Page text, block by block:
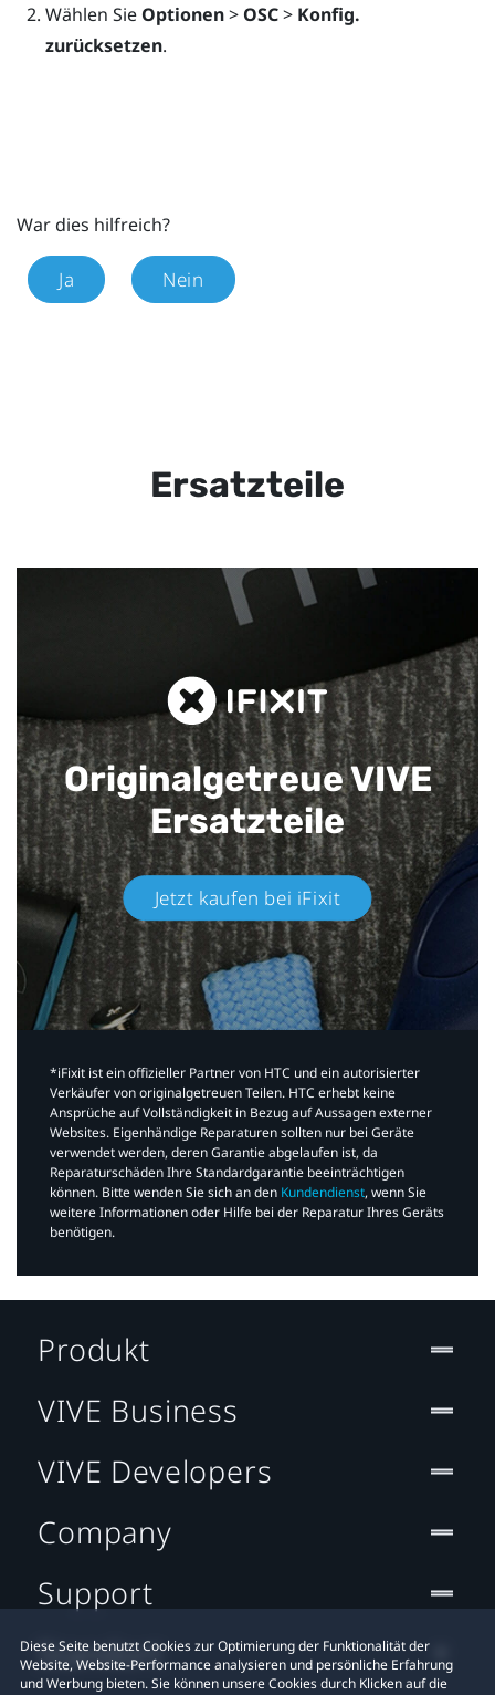
Wählen Sie Optionen> OSC> Konfig.
zurücksetzen.
War dies hilfreich?
Ja Nein
Ersatzteile
Originalgetreue VIVE
Ersatzteile
Jetzt kaufen bei iFixit​
*iFixit ist ein offizieller Partner von HTC und ein autorisierter
Verkäufer von originalgetreuen Teilen. HTC erhebt keine
Ansprüche auf Vollständigkeit in Bezug auf Aussagen externer
Websites. Eigenhändige Reparaturen sollten nur bei Geräte
verwendet werden, deren Garantie abgelaufen ist, da
Reparaturschäden Ihre Standardgarantie beeinträchtigen
können. Bitte wenden Sie sich an den Kundendienst, wenn Sie
weitere Informationen oder Hilfe bei der Reparatur Ihres Geräts
benötigen.​
Diese Seite benutzt Cookies zur Optimierung der Funktionalität der
Website, Website-Performance analysieren und persönliche Erfahrung
und Werbung bieten. Sie können unsere Cookies durch Klicken auf die
Produkt
VIVE Business
VIVE Developers
Company
Support
Standort